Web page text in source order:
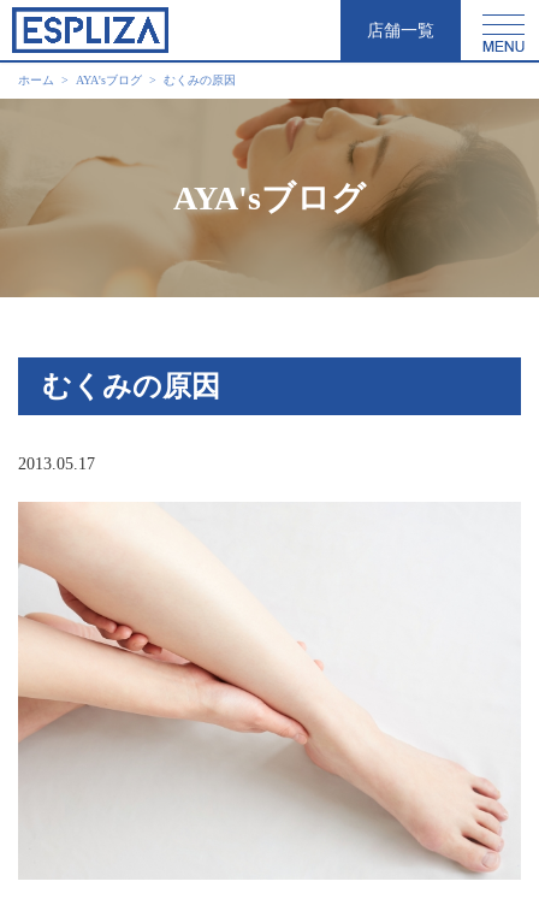
店舗一覧
ホーム AYA'sブログ むくみの原因
AYA'sブログ
むくみの原因
2013.05.17